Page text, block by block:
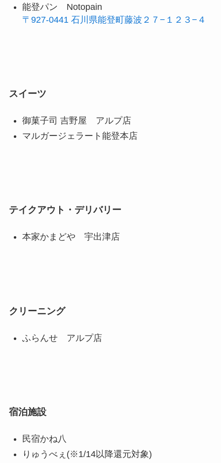
能登パン Notopain
〒927-0441 石川県能登町藤波２７−１２３−４
スイーツ
御菓子司 吉野屋 アルプ店
マルガージェラート能登本店
テイクアウト・デリバリー
本家かまどや 宇出津店
クリーニング
ふらんせ アルプ店
宿泊施設
民宿かね八
りゅうべぇ(※1/14以降還元対象)